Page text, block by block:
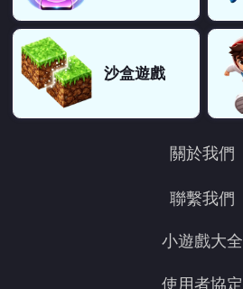
沙盒遊戲
關於我們
聯繫我們
小遊戲大全
使用者協定